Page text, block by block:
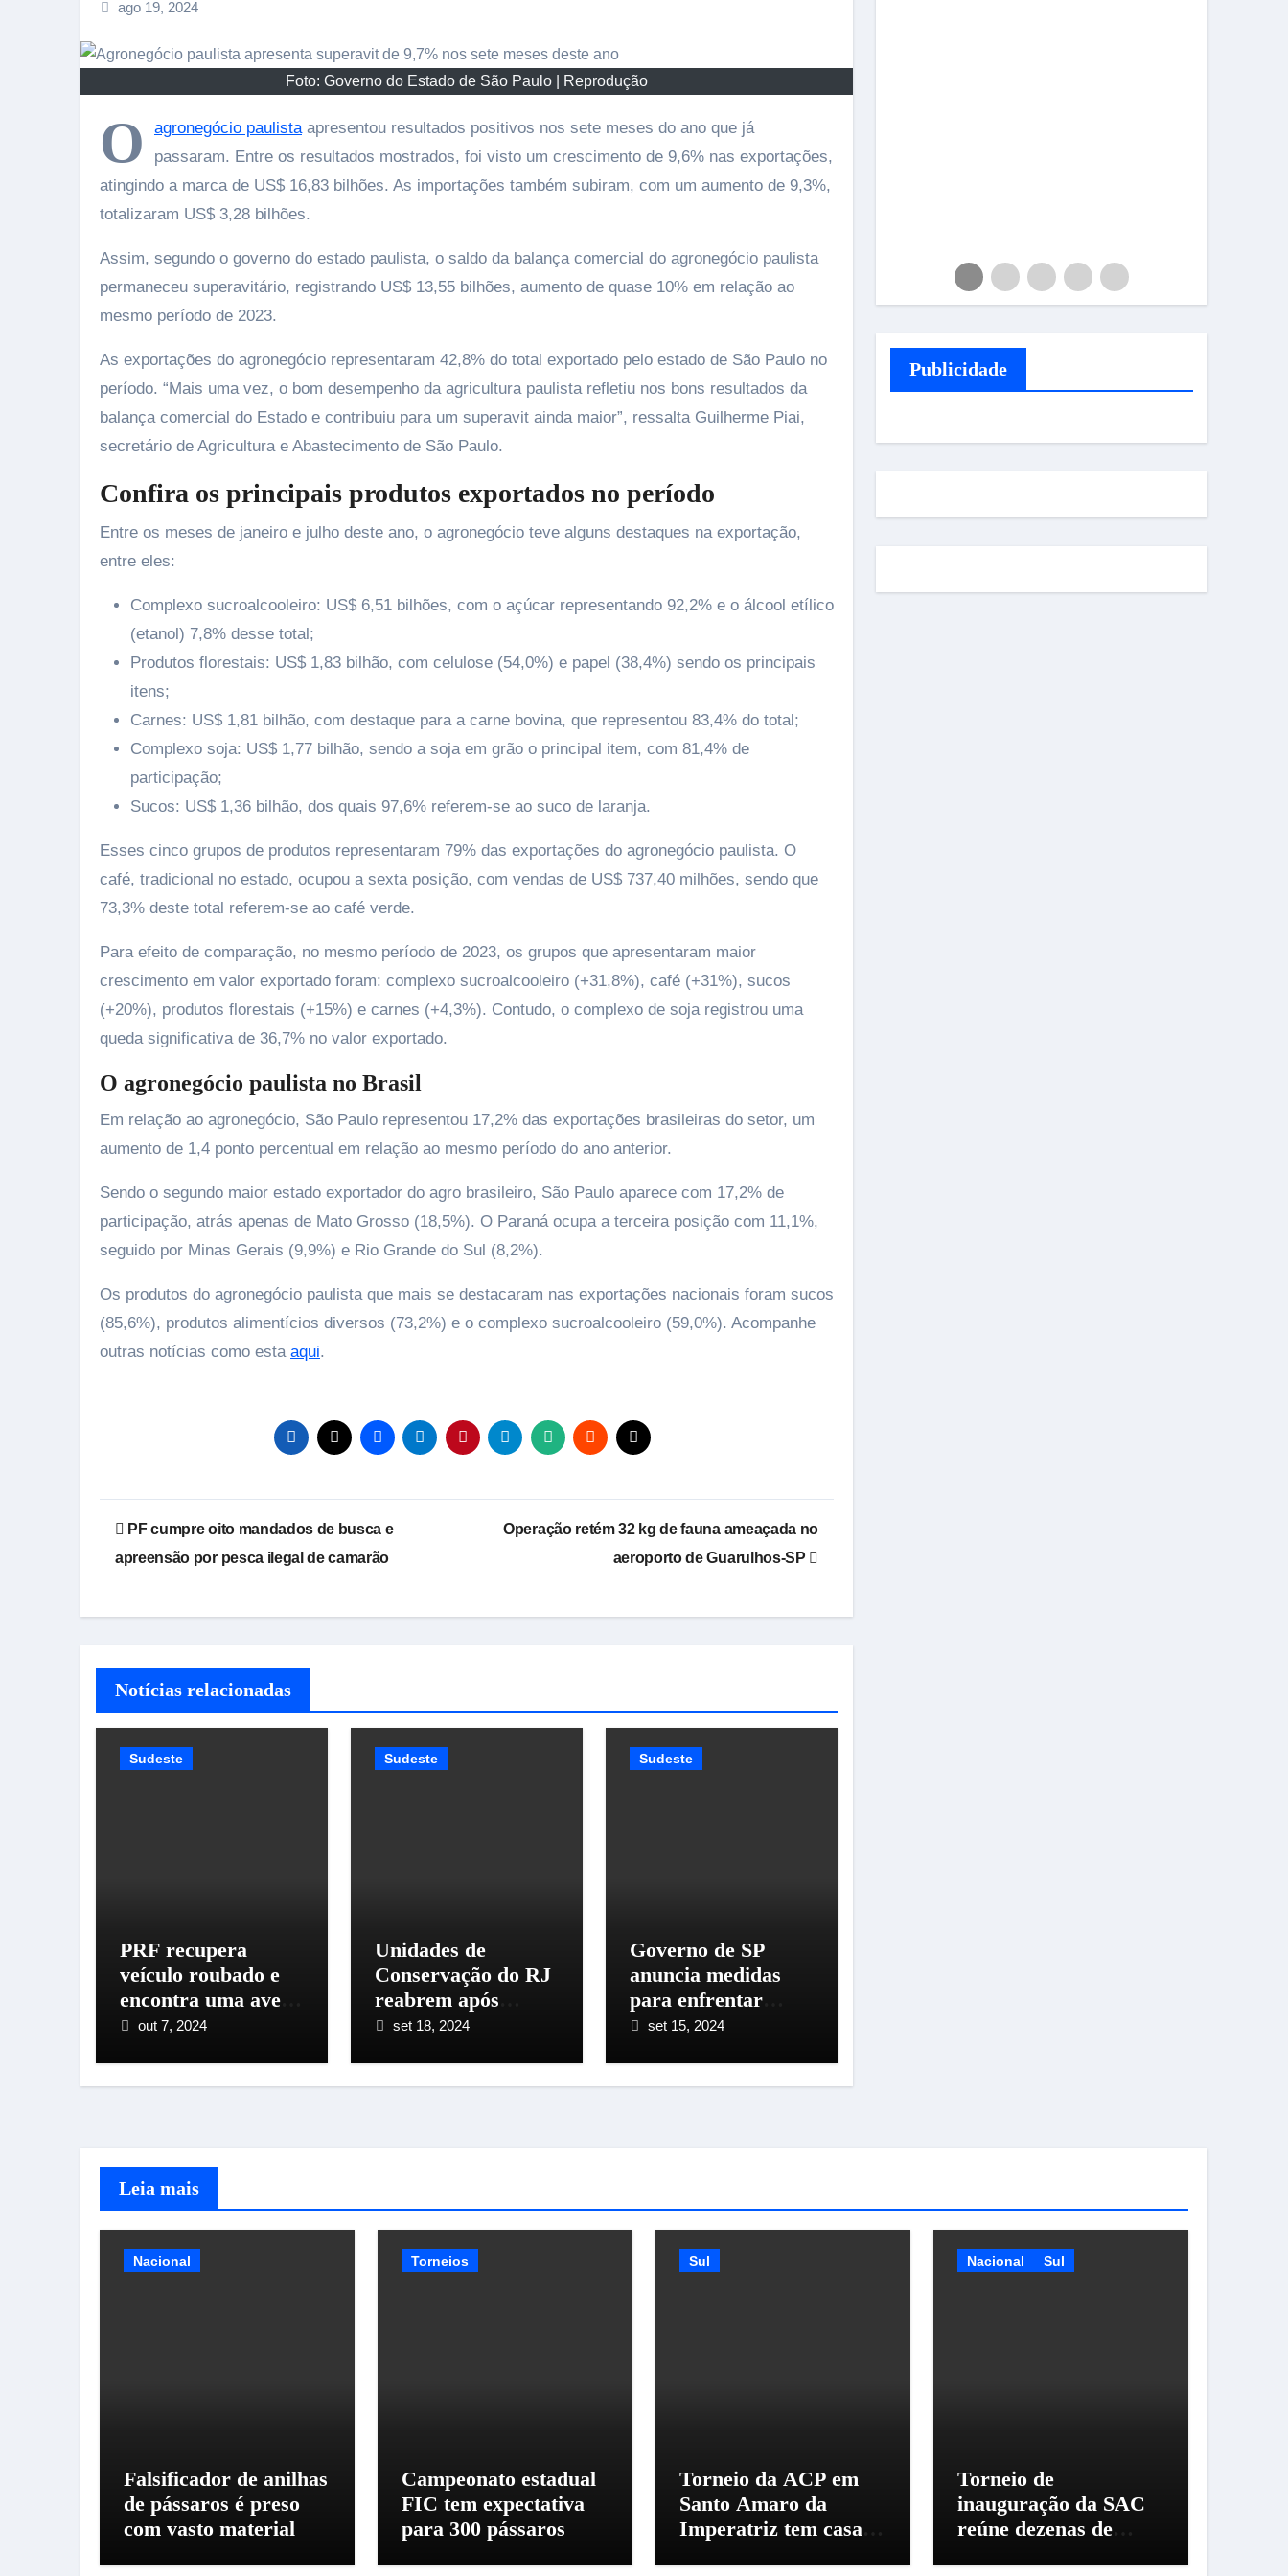
ago 19, 2024
Foto: Governo do Estado de São Paulo | Reprodução
O agronegócio paulista apresentou resultados positivos nos sete meses do ano que já
passaram. Entre os resultados mostrados, foi visto um crescimento de 9,6% nas exportações,
atingindo a marca de US$ 16,83 bilhões. As importações também subiram, com um aumento de 9,3%,
totalizaram US$ 3,28 bilhões.
Assim, segundo o governo do estado paulista, o saldo da balança comercial do agronegócio paulista
permaneceu superavitário, registrando US$ 13,55 bilhões, aumento de quase 10% em relação ao
mesmo período de 2023.
As exportações do agronegócio representaram 42,8% do total exportado pelo estado de São Paulo no
período. “Mais uma vez, o bom desempenho da agricultura paulista refletiu nos bons resultados da
balança comercial do Estado e contribuiu para um superavit ainda maior”, ressalta Guilherme Piai,
secretário de Agricultura e Abastecimento de São Paulo.
Confira os principais produtos exportados no período
Entre os meses de janeiro e julho deste ano, o agronegócio teve alguns destaques na exportação,
entre eles:
Complexo sucroalcooleiro: US$ 6,51 bilhões, com o açúcar representando 92,2% e o álcool etílico
(etanol) 7,8% desse total;
Produtos florestais: US$ 1,83 bilhão, com celulose (54,0%) e papel (38,4%) sendo os principais
itens;
Carnes: US$ 1,81 bilhão, com destaque para a carne bovina, que representou 83,4% do total;
Complexo soja: US$ 1,77 bilhão, sendo a soja em grão o principal item, com 81,4% de
participação;
Sucos: US$ 1,36 bilhão, dos quais 97,6% referem-se ao suco de laranja.
Esses cinco grupos de produtos representaram 79% das exportações do agronegócio paulista. O
café, tradicional no estado, ocupou a sexta posição, com vendas de US$ 737,40 milhões, sendo que
73,3% deste total referem-se ao café verde.
Para efeito de comparação, no mesmo período de 2023, os grupos que apresentaram maior
crescimento em valor exportado foram: complexo sucroalcooleiro (+31,8%), café (+31%), sucos
(+20%), produtos florestais (+15%) e carnes (+4,3%). Contudo, o complexo de soja registrou uma
queda significativa de 36,7% no valor exportado.
O agronegócio paulista no Brasil
Em relação ao agronegócio, São Paulo representou 17,2% das exportações brasileiras do setor, um
aumento de 1,4 ponto percentual em relação ao mesmo período do ano anterior.
Sendo o segundo maior estado exportador do agro brasileiro, São Paulo aparece com 17,2% de
participação, atrás apenas de Mato Grosso (18,5%). O Paraná ocupa a terceira posição com 11,1%,
seguido por Minas Gerais (9,9%) e Rio Grande do Sul (8,2%).
Os produtos do agronegócio paulista que mais se destacaram nas exportações nacionais foram sucos
(85,6%), produtos alimentícios diversos (73,2%) e o complexo sucroalcooleiro (59,0%). Acompanhe
outras notícias como esta aqui.
Navegação
de
PF cumpre oito mandados de busca e
apreensão por pesca ilegal de camarão
Operação retém 32 kg de fauna ameaçada no
aeroporto de Guarulhos-SP
Notícias relacionadas
Sudeste
PRF recupera
veículo roubado e
encontra uma ave
em estado de maus-
out 7, 2024
Sudeste
Unidades de
Conservação do RJ
reabrem após
queda no número
set 18, 2024
Sudeste
Governo de SP
anuncia medidas
para enfrentar
piora da qualidade
set 15, 2024
Publicidade
Leia mais
Nacional
Falsificador de anilhas
de pássaros é preso
com vasto material
Torneios
Campeonato estadual
FIC tem expectativa
para 300 pássaros
Sul
Torneio da ACP em
Santo Amaro da
Imperatriz tem casa
Nacional Sul
Torneio de
inauguração da SAC
reúne dezenas de